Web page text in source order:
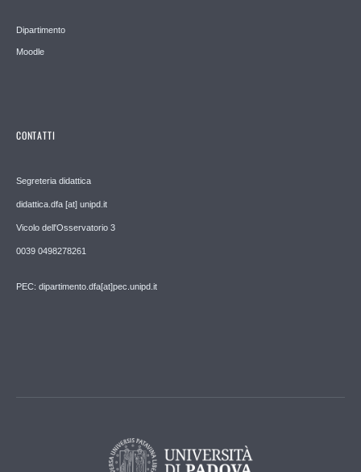
Dipartimento
Moodle
CONTATTI
Segreteria didattica
didattica.dfa [at] unipd.it
Vicolo dell'Osservatorio 3
0039 0498278261
PEC: dipartimento.dfa[at]pec.unipd.it